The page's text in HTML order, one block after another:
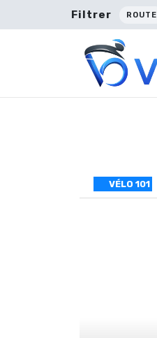
Filtrer ROUTE
VÉLO 101